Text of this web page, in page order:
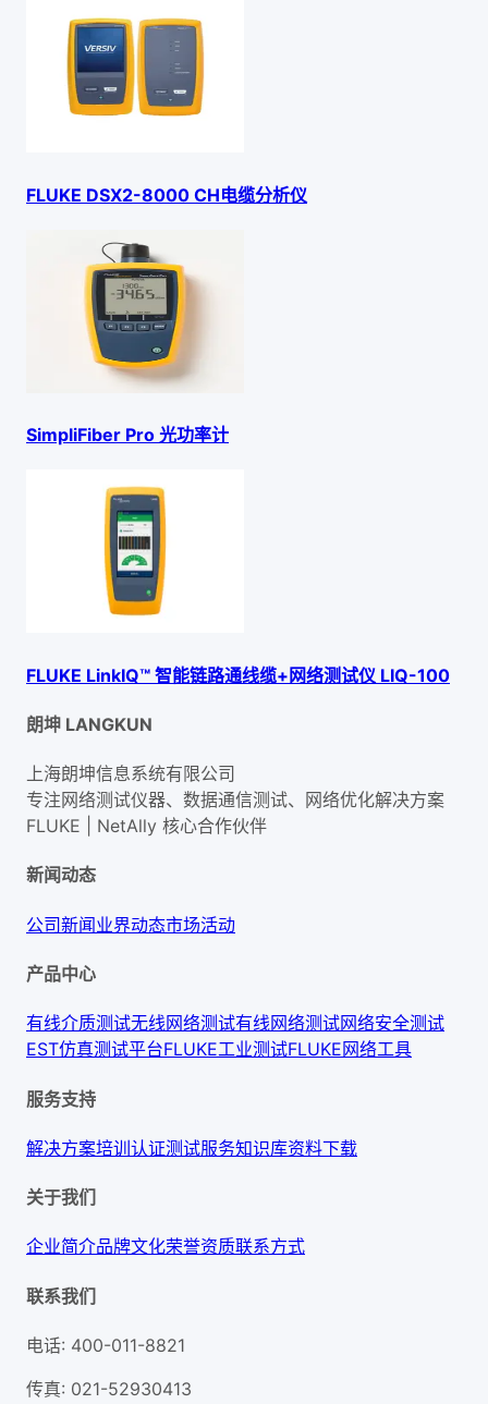
FLUKE DSX2-8000 CH电缆分析仪
SimpliFiber Pro 光功率计
FLUKE LinkIQ™ 智能链路通线缆+网络测试仪 LIQ-100
朗坤 LANGKUN
上海朗坤信息系统有限公司
专注网络测试仪器、数据通信测试、网络优化解决方案
FLUKE | NetAlly 核心合作伙伴
新闻动态
公司新闻业界动态市场活动
产品中心
有线介质测试无线网络测试有线网络测试网络安全测试
EST仿真测试平台FLUKE工业测试FLUKE网络工具
服务支持
解决方案培训认证测试服务知识库资料下载
关于我们
企业简介品牌文化荣誉资质联系方式
联系我们
电话: 400-011-8821
传真: 021-52930413